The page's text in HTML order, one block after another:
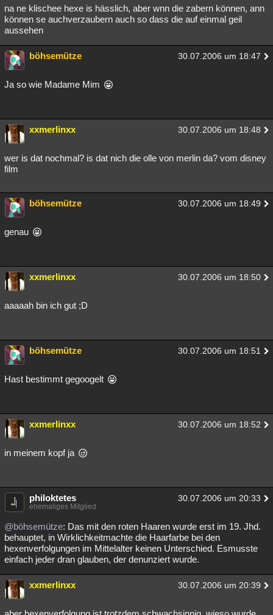
na ne klischee hexe is hässlich, aber wnn die zabern können, ann
können se auchverzaubern auch so dass die auf einmal geil
aussehen
böhsemütze 30.07.2006 um 18:47
Ja so wie Madame Mim
xxmerlinxx 30.07.2006 um 18:48
wer is dat nochmal? is dat nich die olle von merlin da? vom disney
film
böhsemütze 30.07.2006 um 18:49
genau
xxmerlinxx 30.07.2006 um 18:50
aaaaah bin ich gut ;D
böhsemütze 30.07.2006 um 18:51
Hast bestimmt gegoogelt
xxmerlinxx 30.07.2006 um 18:52
in meinem kopf ja
philoktetes 30.07.2006 um 20:33
ehemaliges Mitglied
@böhsemütze: Das mit den roten Haaren wurde erst im 19. Jhd.
behauptet, in Wirklichkeitmachte die Haarfarbe bei den
hexenverfolgungen im Mittelalter keinen Unterschied. Esmusste
einfach jeder dran glauben, der denunziert wurde.
xxmerlinxx 30.07.2006 um 20:39